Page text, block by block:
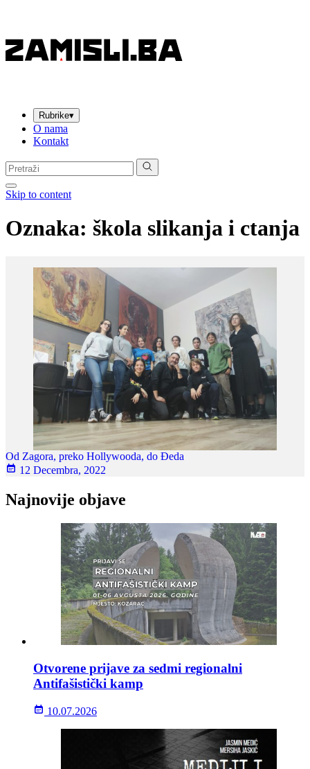
Rubrike▾
O nama
Kontakt
Pretraga:
Skip to content
Oznaka: škola slikanja i ctanja
Od Zagora, preko Hollywooda, do Đeda
12 Decembra, 2022
Najnovije objave
Otvorene prijave za sedmi regionalni
Antifašistički kamp
10.07.2026